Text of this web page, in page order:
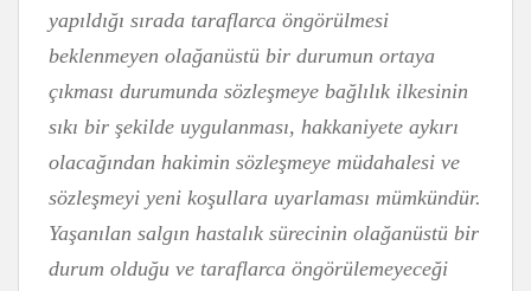
yapıldığı sırada taraflarca öngörülmesi
beklenmeyen olağanüstü bir durumun ortaya
çıkması durumunda sözleşmeye bağlılık ilkesinin
sıkı bir şekilde uygulanması, hakkaniyete aykırı
olacağından hakimin sözleşmeye müdahalesi ve
sözleşmeyi yeni koşullara uyarlaması mümkündür.
Yaşanılan salgın hastalık sürecinin olağanüstü bir
durum olduğu ve taraflarca öngörülemeyeceği